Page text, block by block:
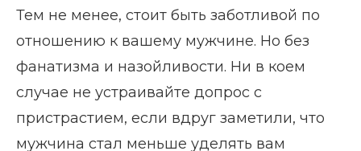
Тем не менее, стоит быть заботливой по
отношению к вашему мужчине. Но без
фанатизма и назойливости. Ни в коем
случае не устраивайте допрос с
пристрастием, если вдруг заметили, что
мужчина стал меньше уделять вам